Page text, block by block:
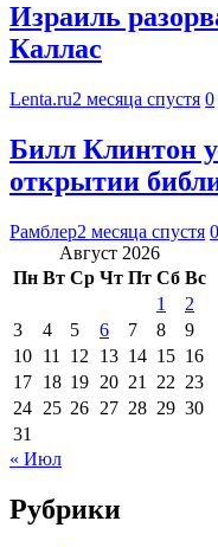
Израиль
Каллас
Lenta.ru2 месяца спустя 0
Билл Клинтон
открытии
Рамблер2 месяца спустя 0
Август 2026
Пн Вт Ср Чт Пт Сб Вс
1
2
3
4 5 6 7 8
9
10 11 12 13 14 15 16
17 18 19 20 21 22 23
24 25 26 27 28 29 30
31
« Июл
Рубрики